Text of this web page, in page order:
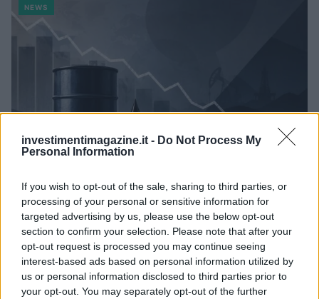
investimentimagazine.it - Do Not Process My
Personal Information
If you wish to opt-out of the sale, sharing to third parties, or
processing of your personal or sensitive information for
targeted advertising by us, please use the below opt-out
section to confirm your selection. Please note that after your
opt-out request is processed you may continue seeing
interest-based ads based on personal information utilized by
us or personal information disclosed to third parties prior to
your opt-out. You may separately opt-out of the further
NEWS
Petrolio in calo: Brent a 88.9 dollari, ribassi diffusi tra le
materie prime
Andrea Innocenti · 6 Ago 2026
NEWS